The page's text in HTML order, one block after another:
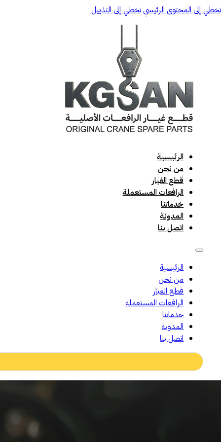
تخطي إلى المحتوى الرئيسيتخطي إلى التذييل
الرئيسية
من نحن
قطع الغيار
الرافعات المستعملة
خدماتنا
المدونة
اتصل بنا
الرئيسية
من نحن
قطع الغيار
الرافعات المستعملة
خدماتنا
المدونة
اتصل بنا
Search
...